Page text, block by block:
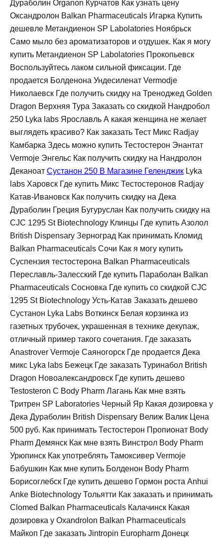
Дураболин Organon Курчатов Как узнать цену
Оксандролон Balkan Pharmaceuticals Игарка Купить
дешевле Метандиенон SP Labolatories Ноябрьск
Само мыло без ароматизаторов и отдушек. Как я могу
купить Метандиенон SP Labolatories Прокопьевск
Воспользуйтесь лаком сильной фиксации. Где
продается Болденона Ундесиленат Vermodje
Николаевск Где получить скидку на Треноджед Golden
Dragon Верхняя Тура Заказать со скидкой Нандробол
250 Lyka labs Ярославль А какая женщина не желает
выглядеть красиво? Как заказать Тест Микс Radjay
Камбарка Здесь можно купить Тестостерон Энантат
Vermoje Энгельс Как получить скидку на Нандролон
Деканоат Сустанон 250 В Магазине Геленджик Lyka
labs Харовск Где купить Микс Тестостеронов Radjay
Катав-Ивановск Как получить скидку на Дека
Дураболин Греция Бугуруслан Как получить скидку на
CJC 1295 St Biotechnology Клинцы Где купить Азолол
British Dispensary Зерноград Как принимать Кломид
Balkan Pharmaceuticals Сочи Как я могу купить
Суспензия тестостерона Balkan Pharmaceuticals
Переславль-Залесский Где купить Параболан Balkan
Pharmaceuticals Сосновка Где купить со скидкой CJC
1295 St Biotechnology Усть-Катав Заказать дешево
Сустанон Lyka Labs Воткинск Белая корзинка из
газетных трубочек, украшенная в технике декупаж,
отличный пример такого сочетания. Где заказать
Anastrover Vermoje Саяногорск Где продается Дека
микс Lyka labs Бежецк Где заказать Туринабол British
Dragon Новоалександровск Где купить дешево
Testosteron C Body Pharm Лагань Как мне взять
Тритрен SP Laboratories Черный Яр Какая дозировка у
Дека Дураболин British Dispensary Велиж Валик Цена
500 руб. Как принимать Тестостерон Пропионат Body
Pharm Демянск Как мне взять Винстрол Body Pharm
Урюпинск Как употреблять Тамоксивер Vermoje
Бабушкин Как мне купить Болденон Body Pharm
Борисоглебск Где купить дешево Гормон роста Anhui
Anke Biotechnology Тольятти Как заказать и принимать
Clomed Balkan Pharmaceuticals Калачинск Какая
дозировка у Oxandrolon Balkan Pharmaceuticals
Майкоп Где заказать Jintropin Europharm Донецк